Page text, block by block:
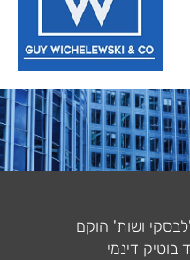
ושות' הוקם
משרד בוטיק דינמי